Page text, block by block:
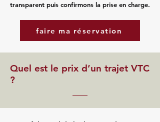
transparent puis confirmons la prise en charge.
faire ma réservation
Quel est le prix d’un trajet VTC
?